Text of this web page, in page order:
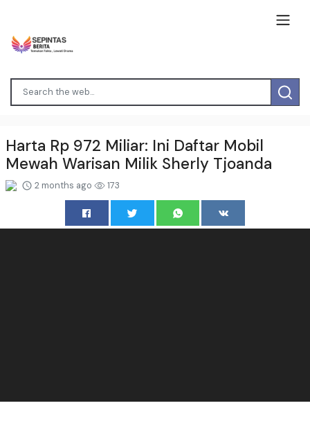
Harta Rp 972 Miliar: Ini Daftar Mobil
Mewah Warisan Milik Sherly Tjoanda
2 months ago 173